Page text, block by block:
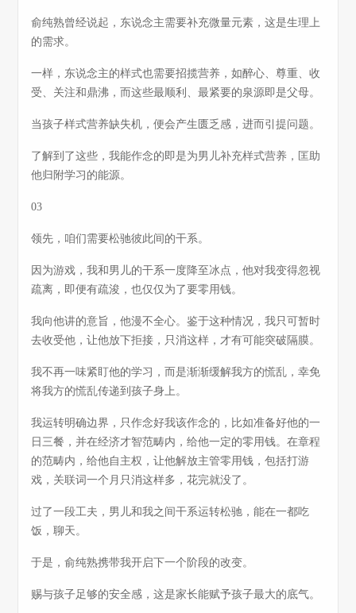
俞纯熟曾经说起，东说念主需要补充微量元素，这是生理上
的需求。
一样，东说念主的样式也需要招揽营养，如醉心、尊重、收
受、关注和鼎沸，而这些最顺利、最紧要的泉源即是父母。
当孩子样式营养缺失机，便会产生匮乏感，进而引提问题。
了解到了这些，我能作念的即是为男儿补充样式营养，匡助
他归附学习的能源。
03
领先，咱们需要松驰彼此间的干系。
因为游戏，我和男儿的干系一度降至冰点，他对我变得忽视
疏离，即便有疏浚，也仅仅为了要零用钱。
我向他讲的意旨，他漫不全心。鉴于这种情况，我只可暂时
去收受他，让他放下拒接，只消这样，才有可能突破隔膜。
我不再一味紧盯他的学习，而是渐渐缓解我方的慌乱，幸免
将我方的慌乱传递到孩子身上。
我运转明确边界，只作念好我该作念的，比如准备好他的一
日三餐，并在经济才智范畴内，给他一定的零用钱。在章程
的范畴内，给他自主权，让他解放主管零用钱，包括打游
戏，关联词一个月只消这样多，花完就没了。
过了一段工夫，男儿和我之间干系运转松驰，能在一都吃
饭，聊天。
于是，俞纯熟携带我开启下一个阶段的改变。
赐与孩子足够的安全感，这是家长能赋予孩子最大的底气。